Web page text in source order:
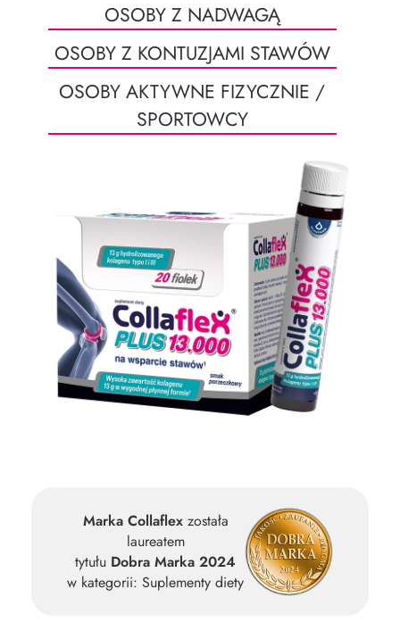
OSOBY Z NADWAGĄ
OSOBY Z KONTUZJAMI STAWÓW
OSOBY AKTYWNE FIZYCZNIE /
SPORTOWCY
Marka Collaflexzostała
laureatem
tytułu Dobra Marka 2024
w kategorii: Suplementy diety